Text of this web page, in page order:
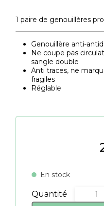
1 paire de genouillères
Genouillère anti-
Ne coupe pas
sangle double
Anti traces, ne
fragiles
Réglable
quantité
Quantité
En stock